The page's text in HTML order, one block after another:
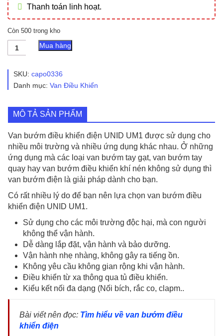
Thanh toán linh hoạt.
Còn 500 trong kho
Van
Bướm
Khiển
UNID
số
lượng
Mua hàng
SKU: capo0336
Danh mục: Van Điều Khiển
MÔ TẢ SẢN PHẨM
Van bướm điều khiển điện UNID UM1 được sử dụng cho
nhiều môi trường và nhiều ứng dụng khác nhau. Ở những
ứng dụng mà các loại van bướm tay gạt, van bướm tay
quay hay van bướm điều khiển khí nén không sử dụng thì
van bướm điện là giải pháp dành cho bạn.
Có rất nhiều lý do để bạn nên lựa chọn van bướm điều
khiển điện UNID UM1.
Sử dụng cho các môi trường độc hại, mà con người
không thể vận hành.
Dễ dàng lắp đặt, vận hành và bảo dưỡng.
Vận hành nhẹ nhàng, không gây ra tiếng ồn.
Không yêu cầu không gian rộng khi vận hành.
Điều khiển từ xa thông qua tủ điều khiển.
Kiểu kết nối đa dạng (Nối bích, rắc co, clapm..
Bài viết nên đọc: Tìm hiểu về van bướm điều
khiển điện